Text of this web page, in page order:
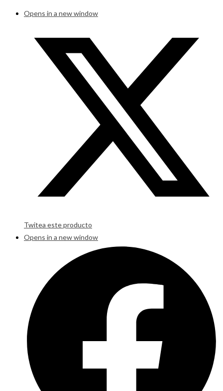
Opens in a new window
Twitea este producto
Opens in a new window